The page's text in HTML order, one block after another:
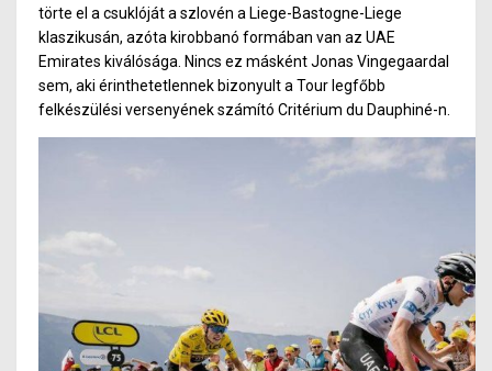
törte el a csuklóját a szlovén a Liege-Bastogne-Liege
klaszikusán, azóta kirobbanó formában van az UAE
Emirates kiválósága. Nincs ez másként Jonas Vingegaardal
sem, aki érinthetetlennek bizonyult a Tour legfőbb
felkészülési versenyének számító Critérium du Dauphiné-n.